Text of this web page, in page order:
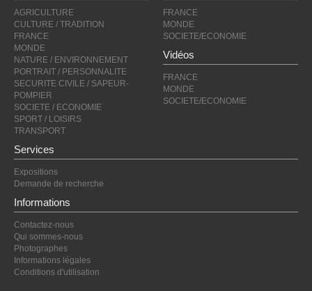
AGRICULTURE
CULTURE / TRADITION
FRANCE
MONDE
NATURE / ENVIRONNEMENT
PORTRAIT / PERSONNALITE
SECURITE CIVILE / SAPEUR-
POMPIER
SOCIETE / ECONOMIE
SPORT / LOISIRS
TRANSPORT
FRANCE
MONDE
SOCIETE/ECONOMIE
Vidéos
FRANCE
MONDE
SOCIETE/ECONOMIE
Services
Expositions
Demande de recherche
Informations
Contactez-nous
Qui sommes-nous
Photographes
Informations légales
Conditions d'utilisation